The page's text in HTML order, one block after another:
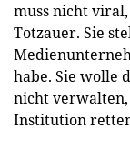
muss nicht
Totzauer. Sie
habe. Sie wolle
nicht verwalten,
Institution